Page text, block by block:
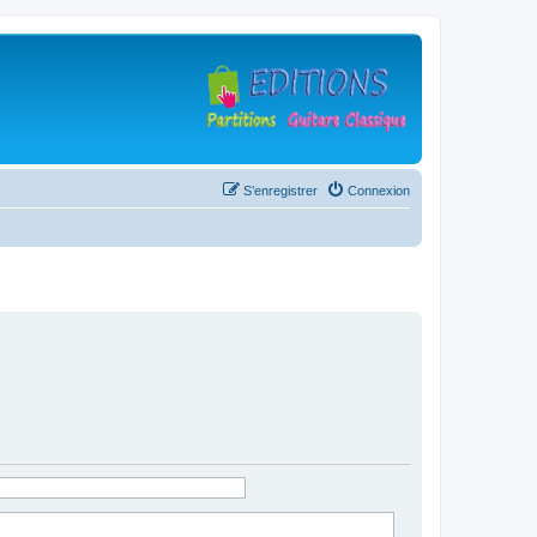
Connexion
S’enregistrer